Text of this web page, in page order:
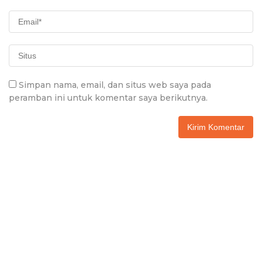
Simpan nama, email, dan situs web saya pada
peramban ini untuk komentar saya berikutnya.